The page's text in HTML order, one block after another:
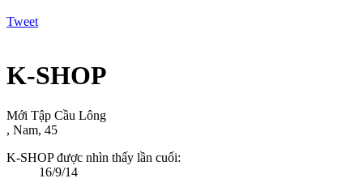
Tweet
K-SHOP
Mới Tập Cầu Lông
, Nam, 45
K-SHOP được nhìn thấy lần cuối:
16/9/14